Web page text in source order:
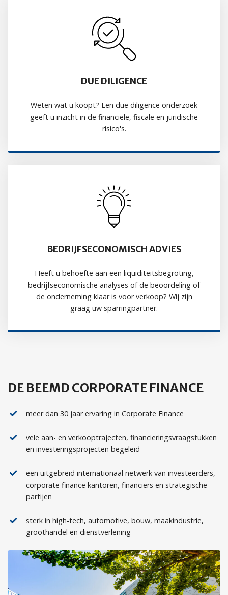
DUE DILIGENCE
Weten wat u koopt? Een due diligence onderzoek
geeft u inzicht in de financiële, fiscale en juridische
risico's.
BEDRIJFSECONOMISCH ADVIES
Heeft u behoefte aan een liquiditeitsbegroting,
bedrijfseconomische analyses of de beoordeling of
de onderneming klaar is voor verkoop? Wij zijn
graag uw sparringpartner.
DE BEEMD CORPORATE FINANCE
meer dan 30 jaar ervaring in Corporate Finance
vele aan- en verkooptrajecten, financieringsvraagstukken
en investeringsprojecten begeleid
een uitgebreid internationaal netwerk van investeerders,
corporate finance kantoren, financiers en strategische
partijen
sterk in high-tech, automotive, bouw, maakindustrie,
groothandel en dienstverlening